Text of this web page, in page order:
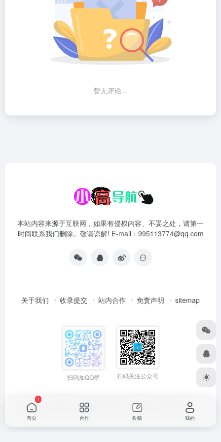
暂无评论...
本站内容来源于互联网，如果有侵权内容、不妥之处，请第一
时间联系我们删除。敬请谅解! E-mail：995113774@qq.com
关于我们 收录提交 站内合作 免责声明 sitemap
扫码加QQ群 扫码关注公众号
Copyright © 2026 小高导航网 粤ICP备2021165775号 网站统计
首页
1
合作 投稿 我的